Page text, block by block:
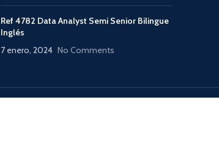
Ref 4782 Data Analyst Semi Senior Bilingue
Inglés
7 enero, 2024 No Comments